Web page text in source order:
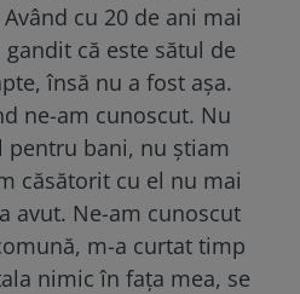
cu 20 de ani mai
că este sătul de
însă nu a fost așa.
ne-am cunoscut. Nu
pentru bani, nu știam
căsătorit cu el nu mai
avut. Ne-am cunoscut
m-a curtat timp
nimic în fața mea, se